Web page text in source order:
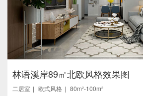
林语溪岸89㎡北欧风格效果图
二居室 欧式风格 80m²-100m²